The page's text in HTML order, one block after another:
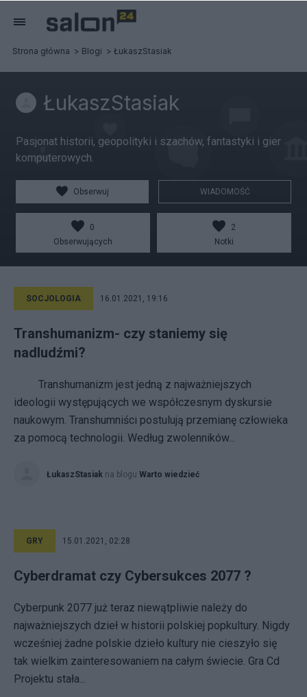
Strona główna Blogi ŁukaszStasiak
ŁukaszStasiak
Pasjonat historii, geopolityki i szachów, fantastyki i gier
komputerowych.
Obserwuj WIADOMOŚĆ
0
Obserwujących
2
Notki
SOCJOLOGIA 16.01.2021, 19:16
Transhumanizm- czy staniemy się
nadludźmi?
Transhumanizm jest jedną z najważniejszych
ideologii występujących we współczesnym dyskursie
naukowym. Transhumniści postulują przemianę człowieka
za pomocą technologii. Według zwolenników...
ŁukaszStasiak na blogu Warto wiedzieć
GRY 15.01.2021, 02:28
Cyberdramat czy Cybersukces 2077 ?
Cyberpunk 2077 już teraz niewątpliwie należy do
najważniejszych dzieł w historii polskiej popkultury. Nigdy
wcześniej żadne polskie dzieło kultury nie cieszyło się
tak wielkim zainteresowaniem na całym świecie. Gra Cd
Projektu stała...